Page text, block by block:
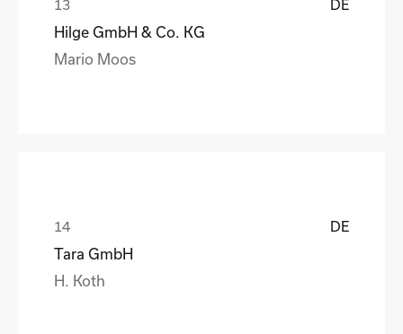
DE
Hilge GmbH & Co. KG
Mario Moos
DE
Tara GmbH
H. Koth